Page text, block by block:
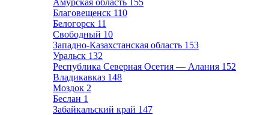
Амурская область 155
Благовещенск 110
Белогорск 11
Свободный 10
Западно-Казахстанская область 153
Уральск 132
Республика Северная Осетия — Алания 152
Владикавказ 148
Моздок 2
Беслан 1
Забайкальский край 147